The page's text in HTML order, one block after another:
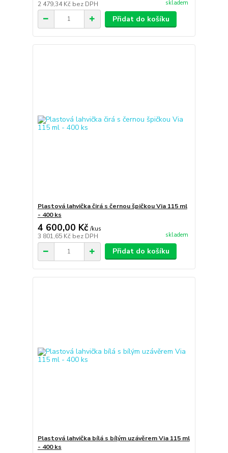
2 479,34 Kč bez DPH skladem
Přidat do košíku
Plastová lahvička čirá s černou špičkou Via 115 ml
- 400 ks
4 600,00 Kč /kus
3 801,65 Kč bez DPH skladem
Přidat do košíku
Plastová lahvička bílá s bílým uzávěrem Via 115 ml
- 400 ks